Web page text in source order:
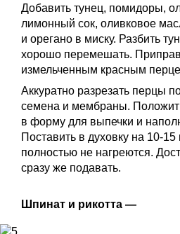
Добавить тунец, помидоры,
лимонный сок, оливковое
и орегано в миску. Разбить
хорошо перемешать.
измельченным красным
Аккуратно разрезать перцы
семена и мембраны.
в форму для выпечки и
Поставить в духовку на 10-
полностью не нагреются.
сразу же подавать.
Шпинат и рикотта —